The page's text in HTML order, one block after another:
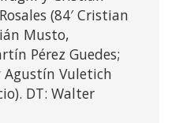
(84′ Cristian
Musto,
Pérez Guedes;
Vuletich
DT: Walter